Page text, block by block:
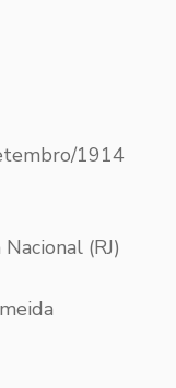
1914
(RJ)